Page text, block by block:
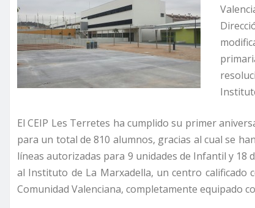
El CEIP Les Terretes ha cumplido su primer
para un total de 810 alumnos, gracias al cual se
líneas autorizadas para 9 unidades de Infantil y 18
al Instituto de La Marxadella, un centro calificado
Comunidad Valenciana, completamente equipado